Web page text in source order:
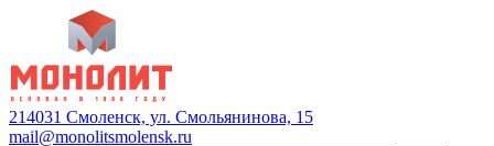
214031 Смоленск, ул. Смольянинова, 15
mail@monolitsmolensk.ru